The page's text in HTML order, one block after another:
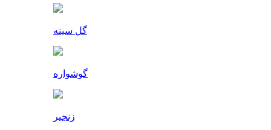
گل سینه
گوشواره
زنجیر